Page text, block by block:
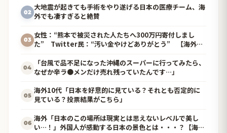
02
大地震が起きても手術をやり遂げる日本の医療チーム、海
外でも凄すぎると絶賛
03
女性：“熊本で被災された人たちへ300万円寄付しまし
た” Twitter民：“汚い金やけどありがとう” 【海外の
04
「台風で品不足になった沖縄のスーパーに行ってみたら、
なぜか辛ラ●メンだけ売れ残っていたんです…」
05
海外10代「日本を好意的に見ている？それとも否定的に
見ている？投票結果がこちら」
06
海外「日本のこの場所は現実とは思えないレベルで美し
い…！」外国人が感動する日本の景色とは・・・？【海外